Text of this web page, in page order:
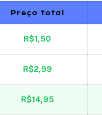
Preço total
R$1,50
R$2,99
R$14,95